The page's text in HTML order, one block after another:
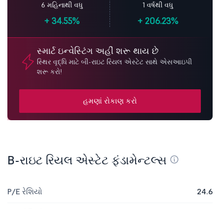
6 મહિનાથી વધુ
+ 34.55%
1 વર્ષથી વધુ
+ 206.23%
સ્માર્ટ ઇન્વેસ્ટિંગ અહીં શરૂ થાય છે
સ્થિર વૃદ્ધિ માટે બી-રાઇટ રિયલ એસ્ટેટ સાથે એસઆઇપી
શરૂ કરો!
હમણાં રોકાણ કરો
B-રાઇટ રિયલ એસ્ટેટ ફંડામેન્ટલ્સ
P/E રેશિયો 24.6